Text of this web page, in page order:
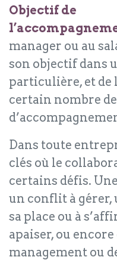
Objectif de
manager ou au
son objectif dans
particulière, et de
certain nombre
Dans toute
clés où le
certains défis.
un conflit à
sa place ou à
apaiser, ou
management ou